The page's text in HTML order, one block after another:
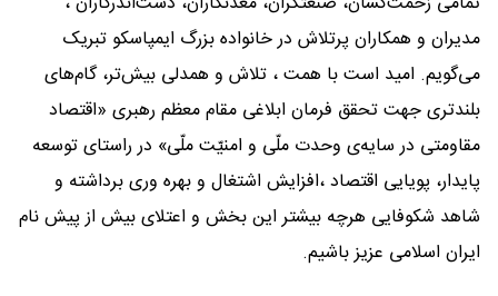
مدیران و همکاران پرتلاش در خانواده بزرگ ایمپاسکو تبریک
می‌گویم. امید است با همت ، تلاش و همدلی بیش‌تر، گام‌های
بلندتری جهت تحقق فرمان ابلاغی مقام معظم رهبری «اقتصاد
مقاومتی در سایه‌ی وحدت ملّی و امنیّت ملّی» در راستای توسعه
پایدار، پویایی اقتصاد ،افزایش اشتغال و بهره وری برداشته و
شاهد شکوفایی هرچه بیشتر این بخش و اعتلای بیش از پیش نام
ایران اسلامی عزیز باشیم.